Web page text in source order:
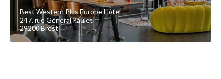
Best Western Plus Europe Hôtel
247, rue Général Paulet
29200 Brest